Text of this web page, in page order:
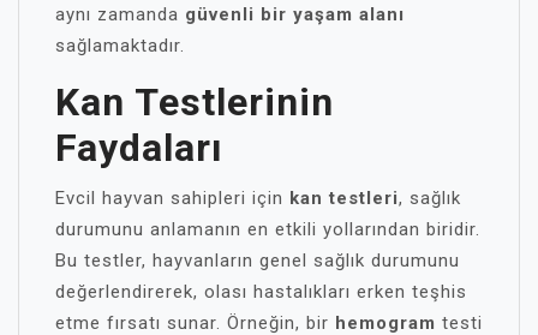
aynı zamanda güvenli bir yaşam alanı
sağlamaktadır.
Kan Testlerinin
Faydaları
Evcil hayvan sahipleri için kan testleri, sağlık
durumunu anlamanın en etkili yollarından biridir.
Bu testler, hayvanların genel sağlık durumunu
değerlendirerek, olası hastalıkları erken teşhis
etme fırsatı sunar. Örneğin, bir hemogram testi